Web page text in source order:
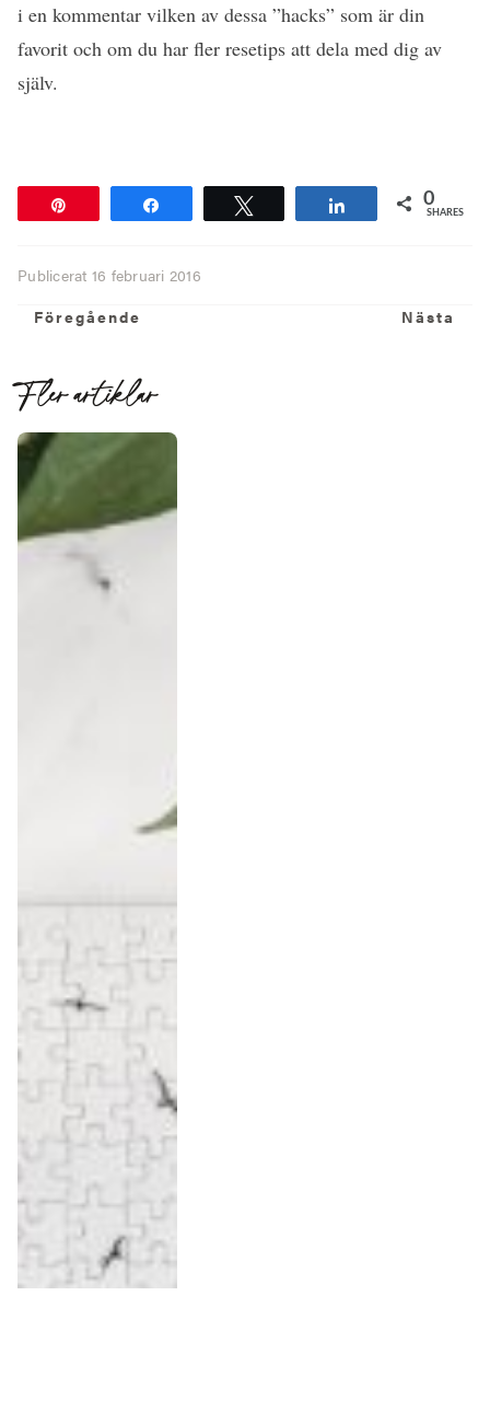
i en kommentar vilken av dessa ”hacks” som är din
favorit och om du har fler resetips att dela med dig av
själv.
Share 0
SHARES
Publicerat 16 februari 2016
Föregående
Föregående Nästa
Fler artiklar